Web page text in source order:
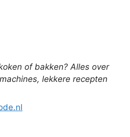
of bakken? Alles over
lekkere recepten